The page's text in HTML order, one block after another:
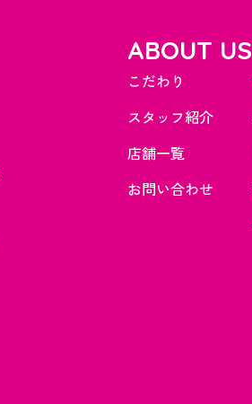
ABOUT US
こだわり
スタッフ紹介
店舗一覧
お問い合わせ